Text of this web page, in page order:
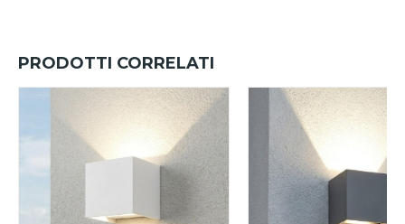
PRODOTTI CORRELATI